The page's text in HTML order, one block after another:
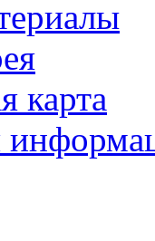
карта